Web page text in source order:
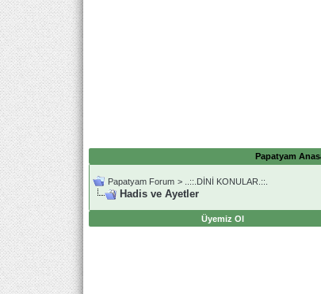
Papatyam
Papatyam Forum > ..::.DİNİ KONULAR.::.
Hadis ve Ayetler
Üyemiz Ol